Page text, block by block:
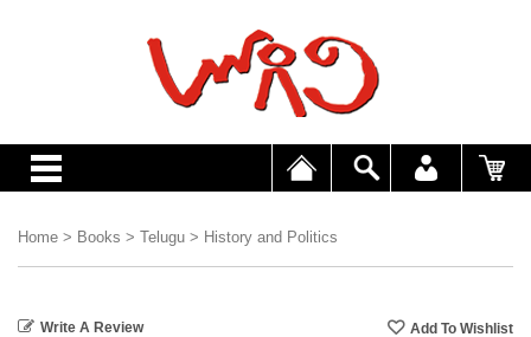
Home > Books > Telugu > History and Politics
Write A Review